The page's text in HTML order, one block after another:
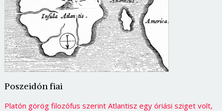
Poszeidón fiai
Platón görög filozófus szerint Atlantisz egy óriási sziget volt,